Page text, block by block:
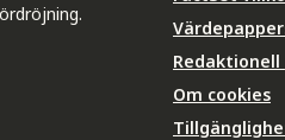
Redaktionell
Om cookies